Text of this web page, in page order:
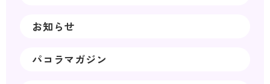
お知らせ
パコラマガジン